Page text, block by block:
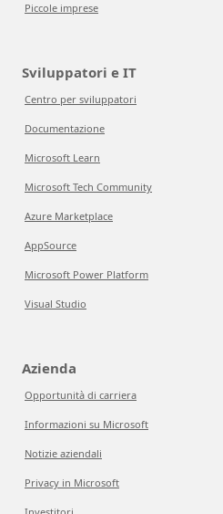
Piccole imprese
Sviluppatori e IT
Centro per sviluppatori
Documentazione
Microsoft Learn
Microsoft Tech Community
Azure Marketplace
AppSource
Microsoft Power Platform
Visual Studio
Azienda
Opportunità di carriera
Informazioni su Microsoft
Notizie aziendali
Privacy in Microsoft